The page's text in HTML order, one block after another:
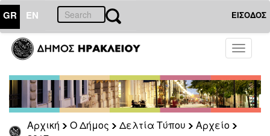
GR EN ΕΙΣΟΔΟΣ
Toggle
Αρχική Ο Δήμος Δελτία Τύπου
Αρχείο
ΔΗΜΟΣ
Δελτία
Τύπου
Αρχείο
2026